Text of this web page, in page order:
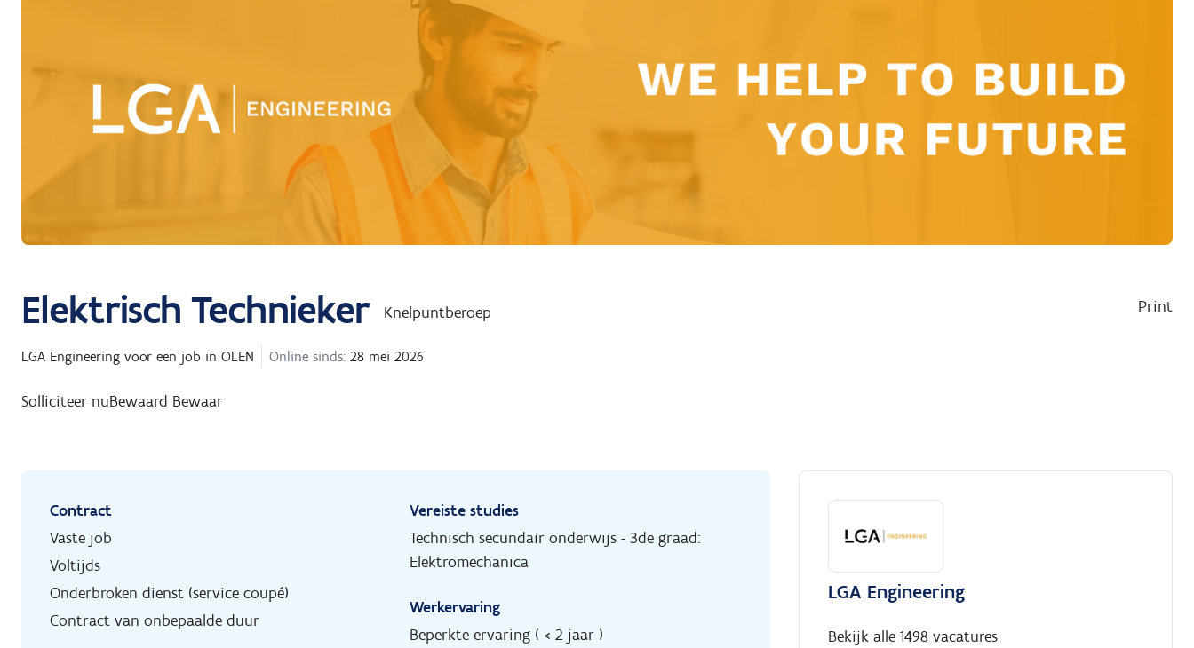
Elektrisch Technieker Knelpuntberoep Print
LGA Engineering voor een job in OLEN Online sinds: 28 mei 2026
Solliciteer nuBewaard Bewaar
Contract
Vaste job
Voltijds
Onderbroken dienst (service coupé)
Contract van onbepaalde duur
Vereiste studies
Technisch secundair onderwijs - 3de graad:
Elektromechanica
Werkervaring
Beperkte ervaring ( < 2 jaar )
LGA Engineering
Bekijk alle 1498 vacatures